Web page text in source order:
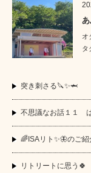
オ
タ
突き刺さる🔪✨🦈
不思議なお話１１
🌈ISAリト✨🦋のご
リトリートに思う🍀